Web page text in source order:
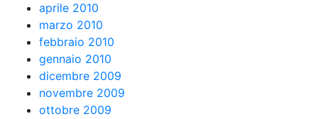
aprile 2010
marzo 2010
febbraio 2010
gennaio 2010
dicembre 2009
novembre 2009
ottobre 2009